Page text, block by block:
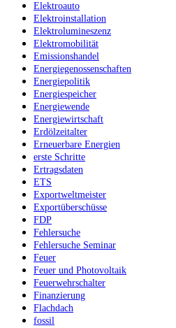
Elektroauto
Elektroinstallation
Elektrolumineszenz
Elektromobilität
Emissionshandel
Energiegenossenschaften
Energiepolitik
Energiespeicher
Energiewende
Energiewirtschaft
Erdölzeitalter
Erneuerbare Energien
erste Schritte
Ertragsdaten
ETS
Exportweltmeister
Exportüberschüsse
FDP
Fehlersuche
Fehlersuche Seminar
Feuer
Feuer und Photovoltaik
Feuerwehrschalter
Finanzierung
Flachdach
fossil